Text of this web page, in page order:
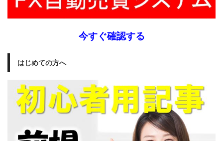
今すぐ確認する
はじめての方へ